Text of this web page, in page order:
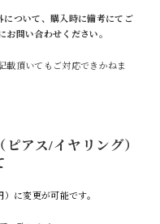
ついて、購入時に備考にてご
お問い合わせください。
載頂いてもご対応できかねま
アス/イヤリング）
に変更が可能です。